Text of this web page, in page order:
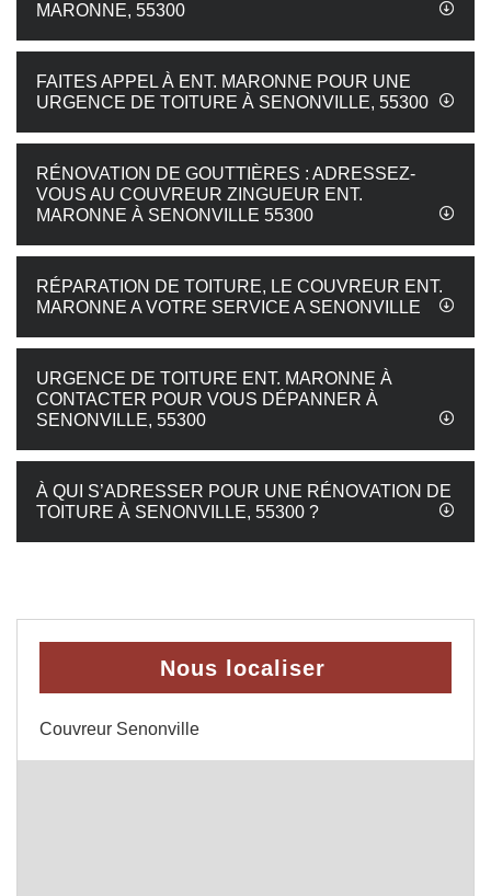
MARONNE, 55300
FAITES APPEL À ENT. MARONNE POUR UNE
URGENCE DE TOITURE À SENONVILLE, 55300
RÉNOVATION DE GOUTTIÈRES : ADRESSEZ-
VOUS AU COUVREUR ZINGUEUR ENT.
MARONNE À SENONVILLE 55300
RÉPARATION DE TOITURE, LE COUVREUR ENT.
MARONNE A VOTRE SERVICE A SENONVILLE
URGENCE DE TOITURE ENT. MARONNE À
CONTACTER POUR VOUS DÉPANNER À
SENONVILLE, 55300
À QUI S’ADRESSER POUR UNE RÉNOVATION DE
TOITURE À SENONVILLE, 55300 ?
Nous localiser
Couvreur Senonville